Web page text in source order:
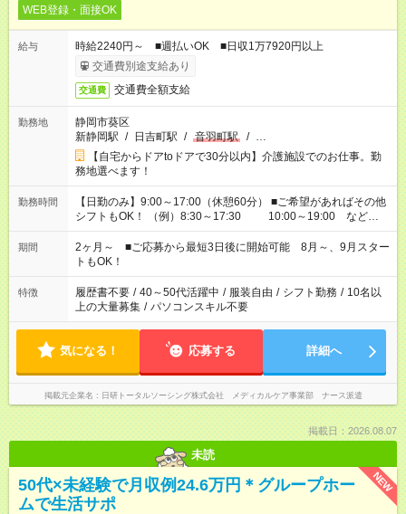
WEB登録・面接OK
給与
時給2240円～ ■週払いOK ■日収1万7920円以上
交通費別途支給あり
交通費 交通費全額支給
勤務地
静岡市葵区
新静岡駅 / 日吉町駅 / 音羽町駅 / …
【自宅からドアtoドアで30分以内】介護施設でのお仕事。勤
務地選べます！
勤務時間
【日勤のみ】9:00～17:00（休憩60分） ■ご希望があればその他
シフトもOK！ （例）8:30～17:30 10:00～19:00 など
「家族とお休みを合わせたい」 「できれば残業はしたくない」
など、あなたのご希望に沿ったお仕事をご紹介します！ ※Wワ
ーク希望の方へ 今ご覧のお仕事で希望する勤務時間と、もう1つ
のお仕事の勤務時間。 合計で週40時間を超える場合は応募でき
ません
期間
2ヶ月～ ■ご応募から最短3日後に開始可能 8月～、9月スター
トもOK！
特徴 履歴書不要 / 40～50代活躍中 / 服装自由 / シフト勤務 / 10名以
上の大量募集 / パソコンスキル不要
気になる！ 応募する 詳細へ
掲載元企業名 日研トータルソーシング株式会社 メディカルケア事業部 ナース派遣
掲載日：2026.08.07
未読
NEW
50代×未経験で月収例24.6万円＊グループホー
ムで生活サポ